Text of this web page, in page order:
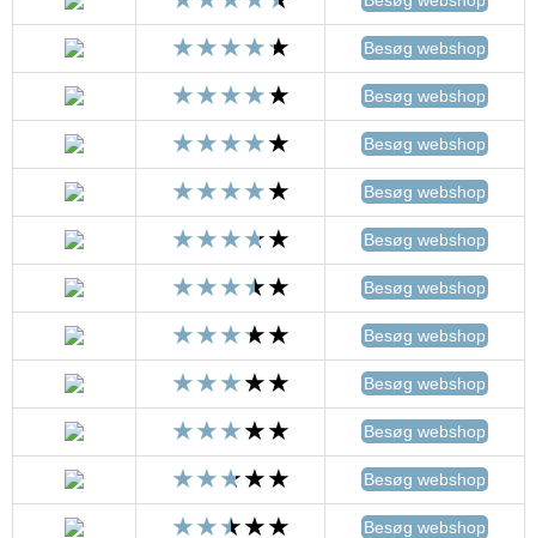
Besøg webshop
Besøg webshop
Besøg webshop
Besøg webshop
Besøg webshop
Besøg webshop
Besøg webshop
Besøg webshop
Besøg webshop
Besøg webshop
Besøg webshop